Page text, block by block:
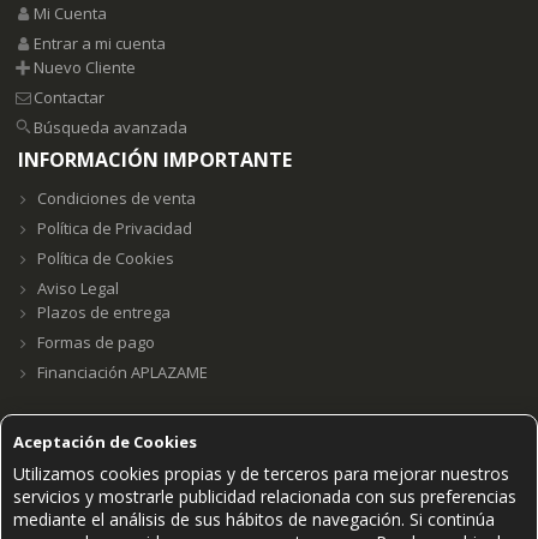
Aceptación de Cookies
Utilizamos cookies propias y de terceros para mejorar nuestros
servicios y mostrarle publicidad relacionada con sus preferencias
mediante el análisis de sus hábitos de navegación. Si continúa
Mi Cuenta
Entrar a mi cuenta
Nuevo Cliente
Contactar
Búsqueda avanzada
INFORMACIÓN IMPORTANTE
Condiciones de venta
Política de Privacidad
Política de Cookies
Aviso Legal
Plazos de entrega
Formas de pago
Financiación APLAZAME
Grupo E23W Distribuciones, S.L. B98123102 ©2021.
PAGOS SEGUROS ACEPTADOS